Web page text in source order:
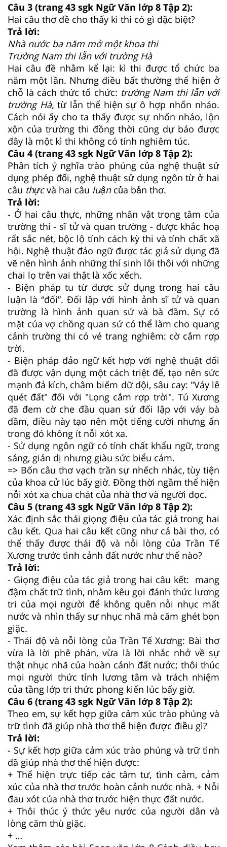
Câu 3 (trang 43 sgk Ngữ Văn lớp 8 Tập 2):
Hai câu thơ đề cho thấy kì thi có gì đặc biệt?
Trả lời:
Nhà nước ba năm mở một khoa thi
Trường Nam thi lẫn với trường Hà
Hai câu đề nhằm kể lại: kì thi được tổ chức ba
năm một lần. Nhưng điều bất thường thể hiện ở
chỗ là cách thức tổ chức: trường Nam thi lẫn với
trường Hà, từ lẫn thể hiện sự ô hợp nhốn nháo.
Cách nói ấy cho ta thấy được sự nhốn nháo, lộn
xộn của trường thi đồng thời cũng dự báo được
đây là một kì thi không có tính nghiêm túc.
Câu 4 (trang 43 sgk Ngữ Văn lớp 8 Tập 2):
Phân tích ý nghĩa trào phúng của nghệ thuật sử
dụng phép đối, nghệ thuật sử dụng ngôn từ ở hai
câu thựcvà hai câu luận của bản thơ.
Trả lời:
- Ở hai câu thực, những nhân vật trọng tâm của
trường thi - sĩ tử và quan trường - được khắc hoạ
rất sắc nét, bộc lộ tính cách kỳ thi và tính chất xã
hội. Nghệ thuật đảo ngữ được tác giả sử dụng đã
vẽ nên hình ảnh những thí sinh lôi thôi với những
chai lọ trên vai thật là xốc xếch.
- Biện pháp tu từ được sử dụng trong hai câu
luận là “đối”. Đối lập với hình ảnh sĩ tử và quan
trường là hình ảnh quan sứ và bà đầm. Sự có
mặt của vợ chồng quan sứ có thể làm cho quang
cảnh trường thi có vẻ trang nghiêm: cờ cắm rợp
trời.
- Biện pháp đảo ngữ kết hợp với nghệ thuật đối
đã được vận dụng một cách triệt để, tạo nên sức
mạnh đả kích, châm biếm dữ dội, sâu cay: "Váy lê
quét đất" đối với "Lọng cắm rợp trời". Tú Xương
đã đem cờ che đầu quan sứ đối lập với váy bà
đầm, điều này tạo nên một tiếng cười nhưng ẩn
trong đó không ít nỗi xót xa.
- Sử dụng ngôn ngữ có tính chất khẩu ngữ, trong
sáng, giản dị nhưng giàu sức biểu cảm.
=> Bốn câu thơ vạch trần sự nhếch nhác, tùy tiện
của khoa cử lúc bấy giờ. Đồng thời ngầm thể hiện
nỗi xót xa chua chát của nhà thơ và người đọc.
Câu 5 (trang 43 sgk Ngữ Văn lớp 8 Tập 2):
Xác định sắc thái giọng điệu của tác giả trong hai
câu kết. Qua hai câu kết cũng như cả bài thơ, có
thể thấy được thái độ và nỗi lòng của Trần Tế
Xương trước tình cảnh đất nước như thế nào?
Trả lời:
- Giọng điệu của tác giả trong hai câu kết: mang
đậm chất trữ tình, nhằm kêu gọi đánh thức lương
tri của mọi người để không quên nỗi nhục mất
nước và nhìn thấy sự nhục nhã mà căm ghét bọn
giặc.
- Thái độ và nỗi lòng của Trần Tế Xương: Bài thơ
vừa là lời phê phán, vừa là lời nhắc nhở về sự
thật nhục nhã của hoàn cảnh đất nước; thôi thúc
mọi người thức tỉnh lương tâm và trách nhiệm
của tầng lớp tri thức phong kiến lúc bấy giờ.
Câu 6 (trang 43 sgk Ngữ Văn lớp 8 Tập 2):
Theo em, sự kết hợp giữa cảm xúc trào phúng và
trữ tình đã giúp nhà thơ thể hiện được điều gì?
Trả lời:
- Sự kết hợp giữa cảm xúc trào phúng và trữ tình
đã giúp nhà thơ thể hiện được:
+ Thể hiện trực tiếp các tâm tư, tình cảm, cảm
xúc của nhà thơ trước hoàn cảnh nước nhà. + Nỗi
đau xót của nhà thơ trước hiện thực đất nước.
+ Thôi thúc ý thức yêu nước của người dân và
lòng căm thù giặc.
+ …